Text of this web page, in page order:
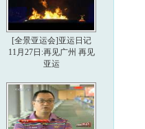
[全景亚运会]亚运日记
11月27日:再见广州 再见
亚运